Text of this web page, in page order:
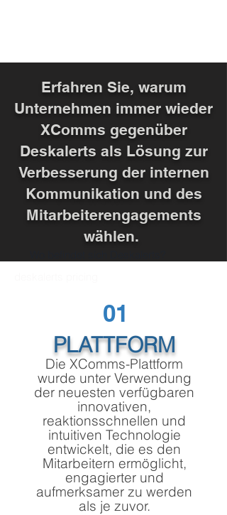
Erfahren Sie, warum
Unternehmen immer wieder
XComms gegenüber
Deskalerts als Lösung zur
Verbesserung der internen
Kommunikation und des
Mitarbeiterengagements
wählen.
01
PLATTFORM
Die XComms-Plattform
wurde unter Verwendung
der neuesten verfügbaren
innovativen,
reaktionsschnellen und
intuitiven Technologie
entwickelt, die es den
Mitarbeitern ermöglicht,
engagierter und
aufmerksamer zu werden
als je zuvor.